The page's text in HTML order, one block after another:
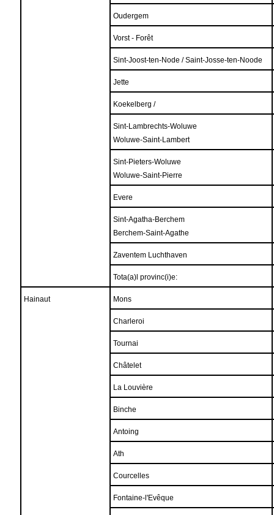
Oudergem
Vorst - Forêt
Sint-Joost-ten-Node / Saint-Josse-ten-Noode
Jette
Koekelberg /
Sint-Lambrechts-Woluwe
Woluwe-Saint-Lambert
Sint-Pieters-Woluwe
Woluwe-Saint-Pierre
Evere
Sint-Agatha-Berchem
Berchem-Saint-Agathe
Zaventem Luchthaven
Tota(a)l provinc(i)e:
Hainaut Mons
Charleroi
Tournai
Châtelet
La Louvière
Binche
Antoing
Ath
Courcelles
Fontaine-l'Evêque